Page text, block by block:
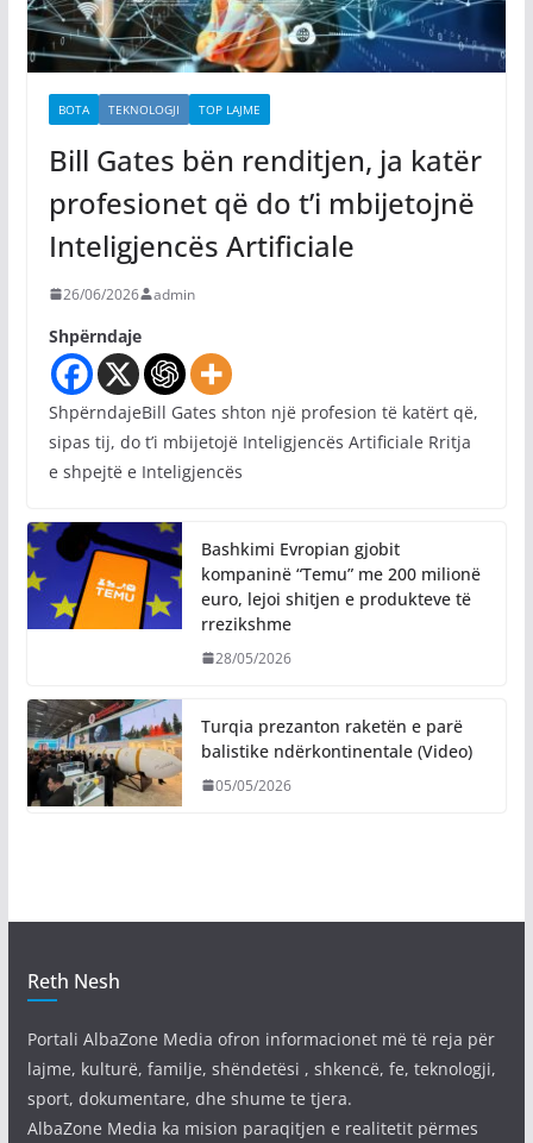
BOTA TEKNOLOGJI TOP LAJME
Bill Gates bën renditjen, ja katër
profesionet që do t’i mbijetojnë
Inteligjencës Artificiale
26/06/2026 admin
Shpërndaje
ShpërndajeBill Gates shton një profesion të katërt që,
sipas tij, do t’i mbijetojë Inteligjencës Artificiale Rritja
e shpejtë e Inteligjencës
Bashkimi Evropian gjobit
kompaninë “Temu” me 200 milionë
euro, lejoi shitjen e produkteve të
rrezikshme
28/05/2026
Turqia prezanton raketën e parë
balistike ndërkontinentale (Video)
05/05/2026
Reth Nesh
Portali AlbaZone Media ofron informacionet më të reja për
lajme, kulturë, familje, shëndetësi , shkencë, fe, teknologji,
sport, dokumentare, dhe shume te tjera.
AlbaZone Media ka mision paraqitjen e realitetit përmes